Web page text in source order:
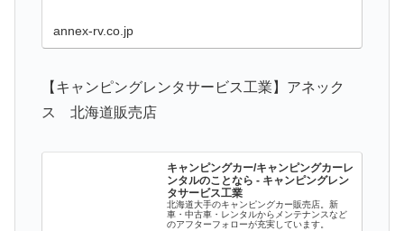
annex-rv.co.jp
【キャンピングレンタサービス工業】アネック
ス 北海道販売店
キャンピングカー/キャンピングカーレ
ンタルのことなら - キャンピングレン
タサービス工業
北海道大手のキャンピングカー販売店。新
車・中古車・レンタルからメンテナンスなど
のアフターフォローが充実しています。